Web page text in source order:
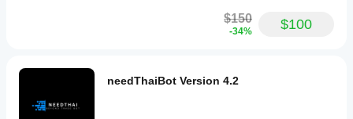
$150
-34% $100
needThaiBot Version 4.2